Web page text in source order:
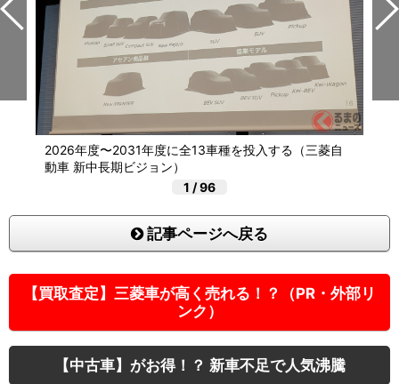
2026年度〜2031年度に全13車種を投入する（三菱自
動車 新中長期ビジョン）
1 /96
記事ページへ戻る
【買取査定】三菱車が高く売れる！？（PR・外部リ
ンク）
【中古車】がお得！？ 新車不足で人気沸騰